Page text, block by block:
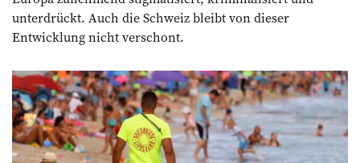
unterdrückt. Auch die Schweiz bleibt von dieser
Entwicklung nicht verschont.